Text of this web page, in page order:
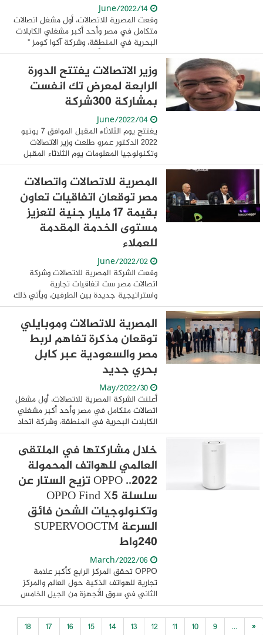
وقعت المصرية للاتصالات، أول مشغل اتصالات
متكامل في مصر وأحد أكبر مشغلي الكابلات
البحرية في المنطقة، وشركة آكوا كومز "
Aqua Comms" أحد مقدمي خدمات الربط
الدولي للكابلات البحرية، اتفاقية إنزال وعبور
...
وزير الاتصالات يفتتح الدورة
الرابعة لمعرض تك انفست
بمشاركة 300شركة
يفتتح يوم الثلاثاء المقبل الموافق 7 يونيو
2022 الدكتور عمرو طلعت وزير الاتصالات
وتكنولوجيا المعلومات يوم الثلاثاء المقبل
فعاليات معرض ومؤتمر4 Tech Invest في
دورته الرابعة والذي تنظمه الشعبة العامة ...
المصرية للاتصالات واتصالات
مصر توقعان اتفاقيات تعاون
بقيمة 17 مليار جنية لتعزيز
مستوى الخدمة المقدمة
للعملاء
وقعت الشركة المصرية للاتصالات وشركة
اتصالات مصر ست اتفاقيات تجارية
واستراتيجية جديدة بين الطرفين، ويأتي ذلك
في إطار سياسة التعاون المشترك التي تعمل
على تعظيم مكاسب الشركتين وبما يدعم
السوق المحلي ...
المصرية للاتصالات وموبايلي
توقعان مذكرة تفاهم لربط
مصر والسعودية عبر كابل
بحري جديد
أعلنت الشركة المصرية للاتصالات، أول مشغل
اتصالات متكامل في مصر وأحد أكبر مشغلي
الكابلات البحرية في المنطقة، وشركة اتحاد
اتصالات "موبايلي" عن توقيع مذكرة تفاهم
استراتيجية لبناء أول نظام كابل بحري ...
خلال مشاركتها في الملتقى
العالمي للهواتف المحمولة
2022.. OPPO تزيح الستار عن
سلسلة OPPO Find X5
وتكنولوجيات الشحن فائق
السرعة SUPERVOOCTM
240واط
OPPO تحقق المركز الرابع كأكبر علامة
تجارية للهواتف الذكية حول العالم والمركز
الثاني في سوق الأجهزة من الجيل الخامس
شعار OPPO الجديد "Inspiration Ahead"
يتسم بالتفاؤل في التعامل مع التحديات
الحالية ...
«
...
9
10
11
12
13
14
15
16
17
18